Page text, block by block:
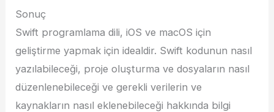
Sonuç
Swift programlama dili, iOS ve macOS için
geliştirme yapmak için idealdir. Swift kodunun nasıl
yazılabileceği, proje oluşturma ve dosyaların nasıl
düzenlenebileceği ve gerekli verilerin ve
kaynakların nasıl eklenebileceği hakkında bilgi